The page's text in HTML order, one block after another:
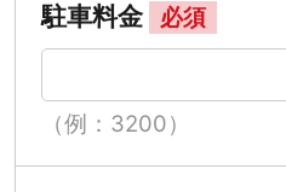
駐車料金 必須
（例：3200）